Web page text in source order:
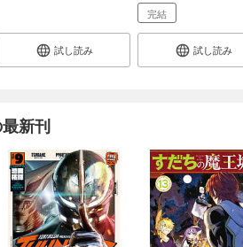
カート
―証明終了―（２８）
カート
試し読み
示する
試し読み
完結
試し読み
新刊